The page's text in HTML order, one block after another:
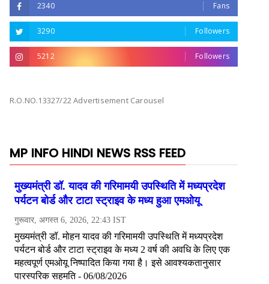
2340 Fans
3290 Followers
5212 Followers
R.O.NO.13327/22 Advertisement Carousel
MP INFO HINDI NEWS RSS FEED